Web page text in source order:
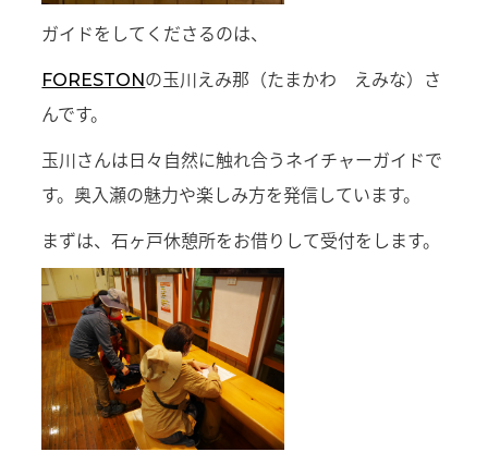
ガイドをしてくださるのは、
FORESTONの玉川えみ那（たまかわ えみな）さ
んです。
玉川さんは日々自然に触れ合うネイチャーガイドで
す。奥入瀬の魅力や楽しみ方を発信しています。
まずは、石ヶ戸休憩所をお借りして受付をします。